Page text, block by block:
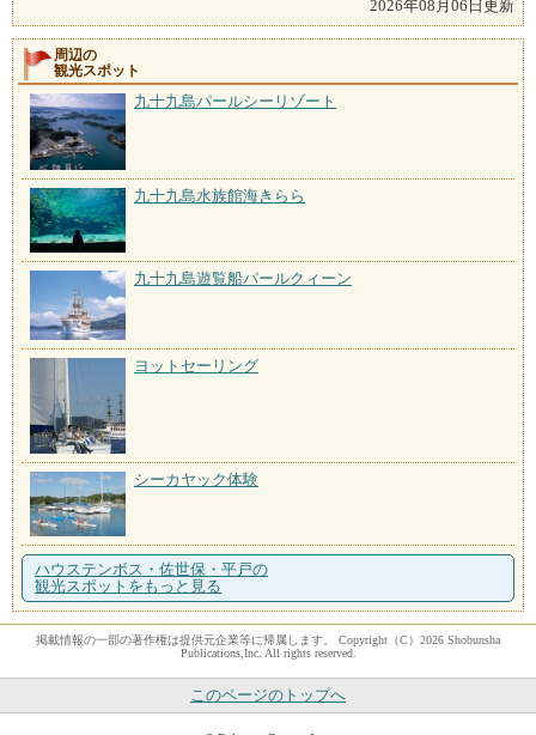
2026年08月06日更新
周辺の
観光スポット
九十九島パールシーリゾート
九十九島水族館海きらら
九十九島遊覧船パールクィーン
ヨットセーリング
シーカヤック体験
ハウステンボス・佐世保・平戸の
観光スポットをもっと見る
掲載情報の一部の著作権は提供元企業等に帰属します。 Copyright（C）2026 Shobunsha
Publications,Inc. All rights reserved.
このページのトップへ